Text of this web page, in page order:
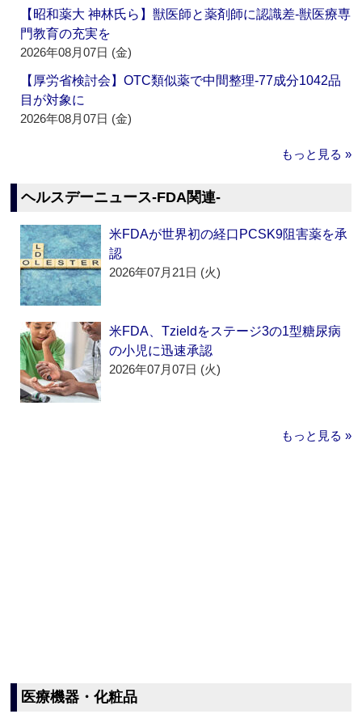
【昭和薬大 神林氏ら】獣医師と薬剤師に認識差‐獣医療専
門教育の充実を
2026年08月07日 (金)
【厚労省検討会】OTC類似薬で中間整理‐77成分1042品
目が対象に
2026年08月07日 (金)
もっと見る »
ヘルスデーニュース‐FDA関連‐
米FDAが世界初の経口PCSK9阻害薬を承
認
2026年07月21日 (火)
米FDA、Tzieldをステージ3の1型糖尿病
の小児に迅速承認
2026年07月07日 (火)
もっと見る »
医療機器・化粧品